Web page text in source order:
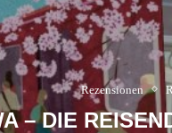
Rezensionen
– DIE